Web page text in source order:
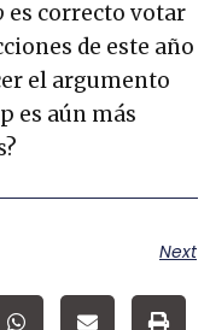
es correcto votar
de este año
el argumento
es aún más
Next